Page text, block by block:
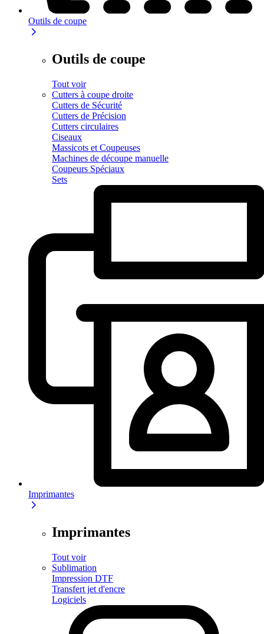
Outils de coupe
Outils de coupe
Tout voir
Cutters à coupe droite
Cutters de Sécurité
Cutters de Précision
Cutters circulaires
Ciseaux
Massicots et Coupeuses
Machines de découpe manuelle
Coupeurs Spéciaux
Sets
Imprimantes
Imprimantes
Tout voir
Sublimation
Impression DTF
Transfert jet d'encre
Logiciels